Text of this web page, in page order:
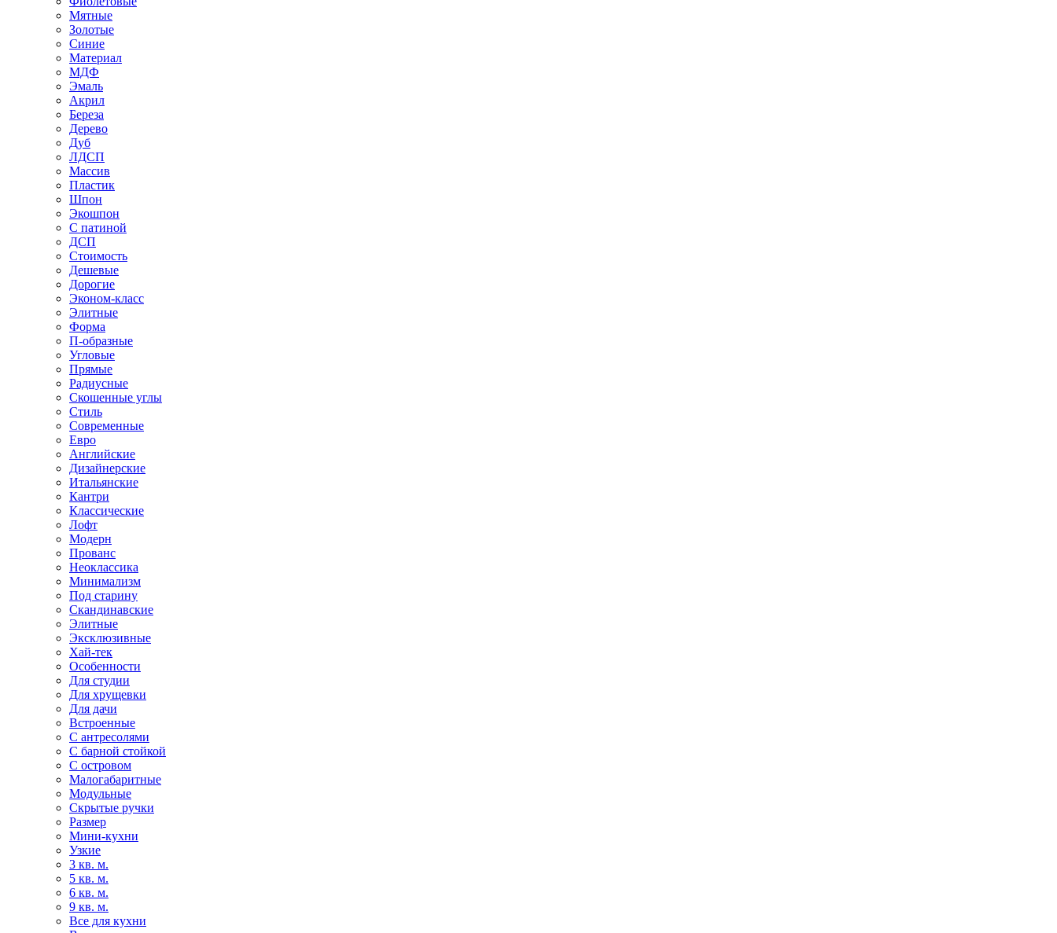
Мятные
Золотые
Синие
Материал
МДФ
Эмаль
Акрил
Береза
Дерево
Дуб
ЛДСП
Массив
Пластик
Шпон
Экошпон
С патиной
ДСП
Стоимость
Дешевые
Дорогие
Эконом-класс
Элитные
Форма
П-образные
Угловые
Прямые
Радиусные
Скошенные углы
Стиль
Современные
Евро
Английские
Дизайнерские
Итальянские
Кантри
Классические
Лофт
Модерн
Прованс
Неоклассика
Минимализм
Под старину
Скандинавские
Элитные
Эксклюзивные
Хай-тек
Особенности
Для студии
Для хрущевки
Для дачи
Встроенные
С антресолями
С барной стойкой
С островом
Малогабаритные
Модульные
Скрытые ручки
Размер
Мини-кухни
Узкие
3 кв. м.
5 кв. м.
6 кв. м.
9 кв. м.
Все для кухни